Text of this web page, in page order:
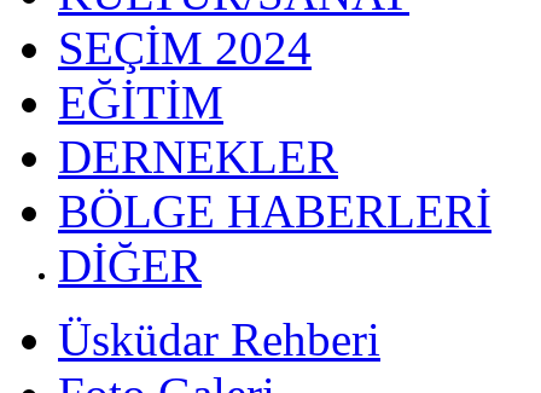
SEÇİM 2024
EĞİTİM
DERNEKLER
BÖLGE HABERLERİ
DİĞER
Üsküdar Rehberi